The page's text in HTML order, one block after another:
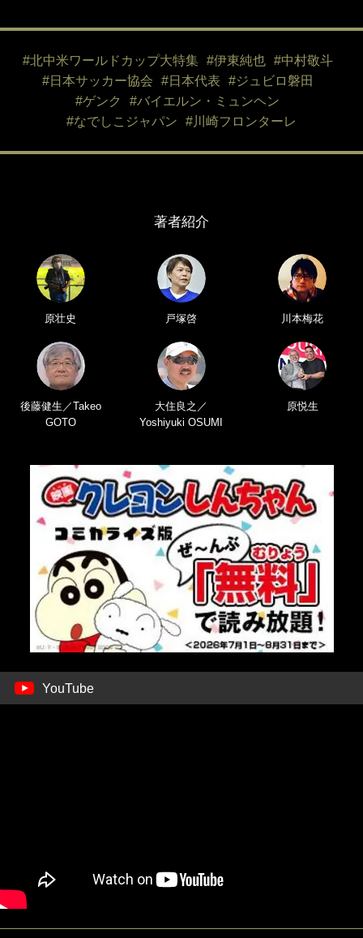
#北中米ワールドカップ大特集 #伊東純也
#中村敬斗
#日本サッカー協会
#日本代表
#ジュビロ磐田
#ゲンク
#バイエルン・ミュンヘン
#なでしこジャパン
#川崎フロンターレ
著者紹介
原壮史 戸塚啓 川本梅花
後藤健生／Takeo
GOTO
大住良之／
Yoshiyuki OSUMI
原悦生
YouTube